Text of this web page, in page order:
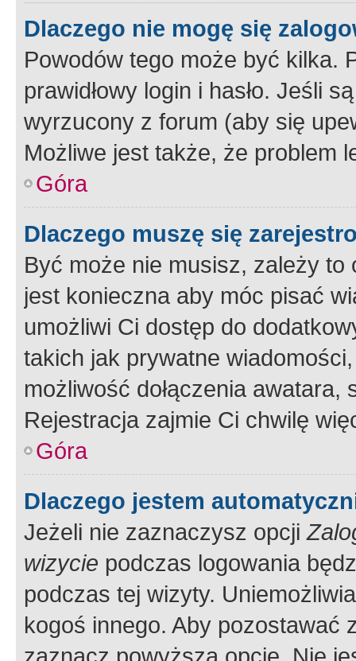
Dlaczego nie mogę się
Powodów tego może być kilka.
prawidłowy login i hasło. Jeśli
wyrzucony z forum (aby się
Możliwe jest także, że problem
Góra
Dlaczego muszę się
Być może nie musisz, zależy
jest konieczna aby móc pisać
umożliwi Ci dostęp do
takich jak prywatne
możliwość dołączenia
Rejestracja zajmie Ci chwilę
Góra
Dlaczego jestem
Jeżeli nie zaznaczysz opcji
wizycie podczas logowania
podczas tej wizyty.
kogoś innego. Aby pozostawać